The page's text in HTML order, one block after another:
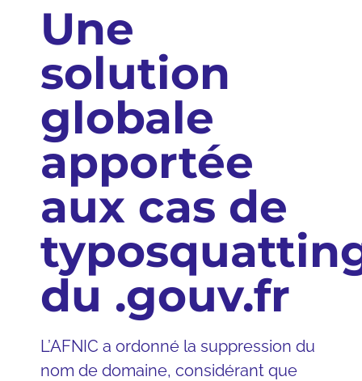
Une
solution
globale
apportée
aux cas de
du .gouv.fr
L’AFNIC a ordonné la suppression du
nom de domaine, considérant que